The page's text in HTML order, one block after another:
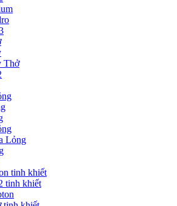
Thở
Lỏng
tinh khiết
tinh khiết